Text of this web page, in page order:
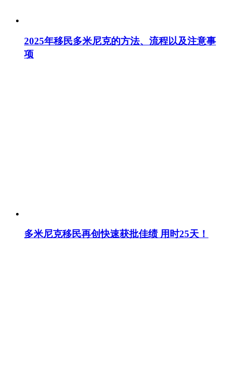
2025年移民多米尼克的方法、流程以及注意事
项
多米尼克移民再创快速获批佳绩 用时25天！